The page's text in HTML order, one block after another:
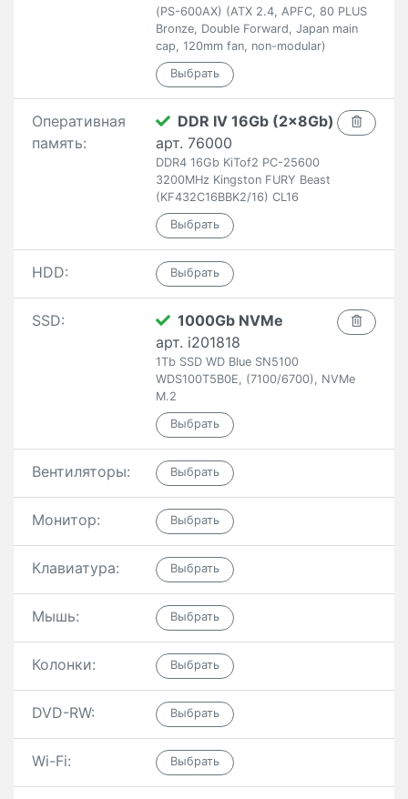
(PS-600AX) (ATX 2.4, APFC, 80 PLUS
Bronze, Double Forward, Japan main
cap, 120mm fan, non-modular)
Оперативная
память:
DDR IV 16Gb (2x8Gb)
арт. 76000
DDR4 16Gb KiTof2 PC-25600
3200MHz Kingston FURY Beast
(KF432C16BBK2/16) CL16
HDD:
SSD:
1000Gb NVMe
арт. i201818
1Tb SSD WD Blue SN5100
WDS100T5B0E, (7100/6700), NVMe
M.2
Вентиляторы:
Монитор:
Клавиатура:
Мышь:
Колонки:
DVD-RW:
Wi-Fi: